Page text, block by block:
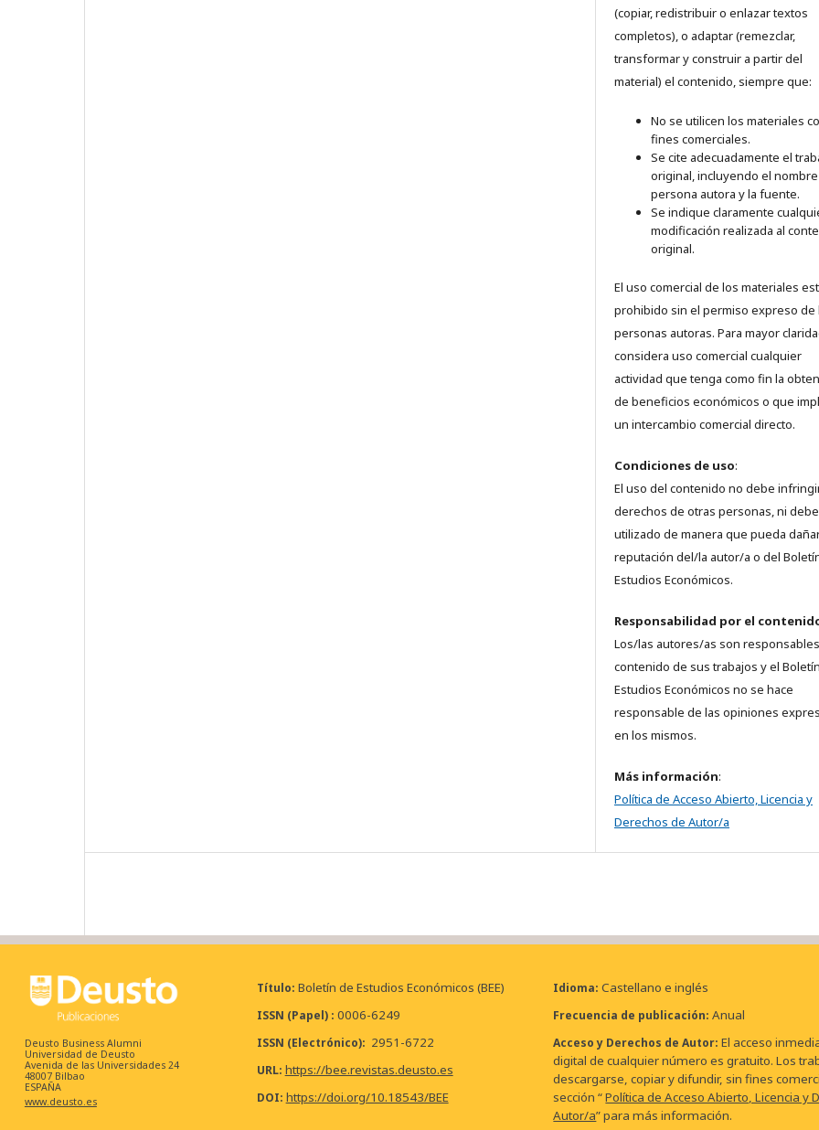
(copiar, redistribuir o enlazar textos
completos), o adaptar (remezclar,
transformar y construir a partir del
material) el contenido, siempre que:
No se utilicen los materiales
fines comerciales.
Se cite adecuadamente el
original, incluyendo el
persona autora y la fuente.
Se indique claramente
modificación realizada al
original.
El uso comercial de los materiales
prohibido sin el permiso expreso de
personas autoras. Para mayor
considera uso comercial cualquier
actividad que tenga como fin la
de beneficios económicos o que
un intercambio comercial directo.
Condiciones de uso:
El uso del contenido no debe
derechos de otras personas, ni
utilizado de manera que pueda
reputación del/la autor/a o del
Estudios Económicos.
Responsabilidad por el
Los/las autores/as son
contenido de sus trabajos y el
Estudios Económicos no se hace
responsable de las opiniones
en los mismos.
Más información:
Política de Acceso Abierto, Licencia y
Derechos de Autor/a
Deusto Business Alumni
Universidad de Deusto
Avenida de las Universidades 24
48007 Bilbao
ESPAÑA
www.deusto.es
Título Boletín de Estudios Económicos (BEE)
ISSN (Papel) 0006-6249
ISSN (Electrónico) 2951-6722
URL https://bee.revistas.deusto.es
DOI https://doi.org/10.18543/BEE
Idioma Castellano e inglés
Frecuencia de publicación Anual
Acceso y Derechos de Autor El acceso
digital de cualquier número es gratuito. Los
descargarse, copiar y difundir, sin fines
sección “Política de Acceso Abierto, Licencia y
Autor/a” para más información.